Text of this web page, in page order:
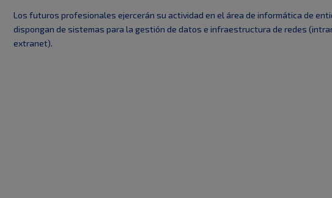
Los futuros profesionales ejercerán su actividad en el área de informática de
dispongan de sistemas para la gestión de datos e infraestructura de redes
extranet).